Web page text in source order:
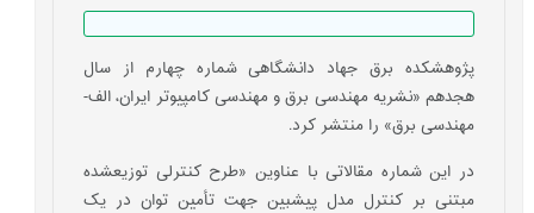
پژوهشکده برق جهاد دانشگاهی شماره چهارم از سال
هجدهم «نشریه مهندسی برق و مهندسی کامپیوتر ایران، الف-
مهندسی برق» را منتشر کرد.
در این شماره مقالاتی با عناوین‌ «طرح کنترلی توزیع‏شده
مبتنی بر کنترل مدل پیش‎بین جهت تأمین توان در یک